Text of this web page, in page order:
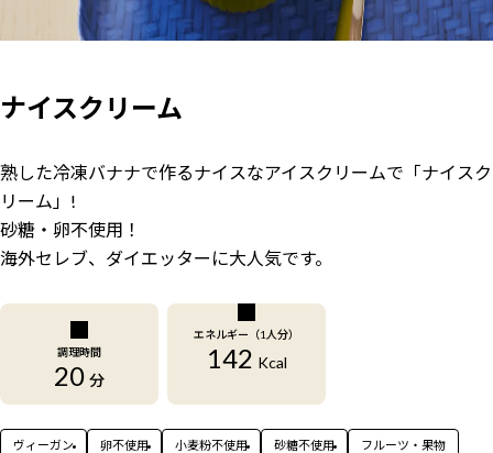
ナイスクリーム
熟した冷凍バナナで作るナイスなアイスクリームで「ナイスク
リーム」!
砂糖・卵不使用！
海外セレブ、ダイエッターに大人気です。
調理時間
20 分
エネルギー（1人分）
142 Kcal
ヴィーガン 卵不使用 小麦粉不使用 砂糖不使用 フルーツ・果物